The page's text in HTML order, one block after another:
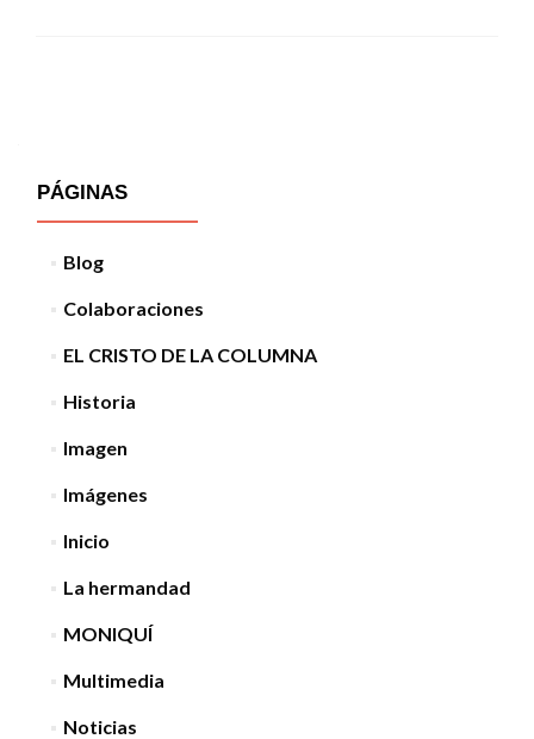
PÁGINAS
Blog
Colaboraciones
EL CRISTO DE LA COLUMNA
Historia
Imagen
Imágenes
Inicio
La hermandad
MONIQUÍ
Multimedia
Noticias